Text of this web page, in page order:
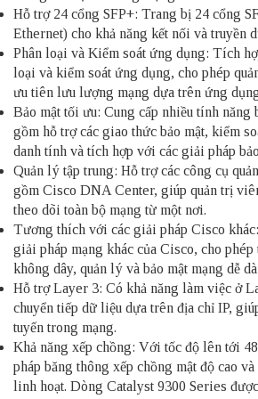
Hỗ trợ 24 cổng SFP+: Trang bị 24 cổng
Ethernet) cho khả năng kết nối và truyền
Phân loại và Kiểm soát ứng dụng: Tích
loại và kiểm soát ứng dụng, cho phép
ưu tiên lưu lượng mạng dựa trên ứng
Bảo mật tối ưu: Cung cấp nhiều tính năng
gồm hỗ trợ các giao thức bảo mật, kiểm
danh tính và tích hợp với các giải pháp
Quản lý tập trung: Hỗ trợ các công cụ
gồm Cisco DNA Center, giúp quản trị
theo dõi toàn bộ mạng từ một nơi.
Tương thích với các giải pháp Cisco
giải pháp mạng khác của Cisco, cho
không dây, quản lý và bảo mật mạng dễ
Hỗ trợ Layer 3: Có khả năng làm việc ở
chuyển tiếp dữ liệu dựa trên địa chỉ IP,
tuyến trong mạng.
Khả năng xếp chồng: Với tốc độ lên tới
pháp băng thông xếp chồng mật độ cao
linh hoạt. Dòng Catalyst 9300 Series